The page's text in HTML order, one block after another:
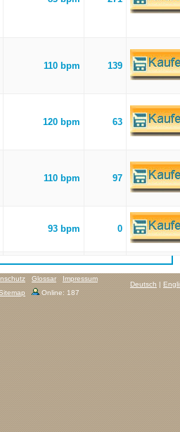
110 bpm 139
120 bpm 63
110 bpm 97
93 bpm 0
Deutsch |
Glossar
Impressum
Online: 187